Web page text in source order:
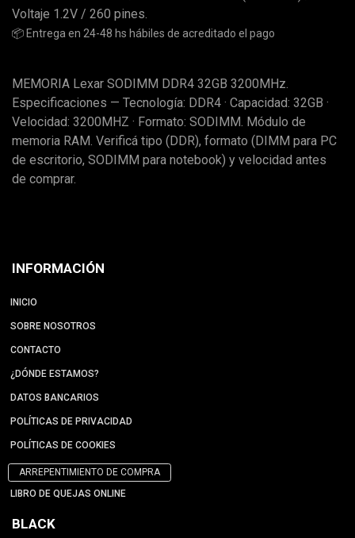
Voltaje 1.2V / 260 pines.
📦 Entrega en 24-48 hs hábiles de acreditado el pago
MEMORIA Lexar SODIMM DDR4 32GB 3200MHz.
Especificaciones — Tecnología: DDR4 · Capacidad: 32GB ·
Velocidad: 3200MHZ · Formato: SODIMM. Módulo de
memoria RAM. Verificá tipo (DDR), formato (DIMM para PC
de escritorio, SODIMM para notebook) y velocidad antes
de comprar.
INFORMACIÓN
INICIO
SOBRE NOSOTROS
CONTACTO
¿DÓNDE ESTAMOS?
DATOS BANCARIOS
POLÍTICAS DE PRIVACIDAD
POLÍTICAS DE COOKIES
ARREPENTIMIENTO DE COMPRA
LIBRO DE QUEJAS ONLINE
BLACK